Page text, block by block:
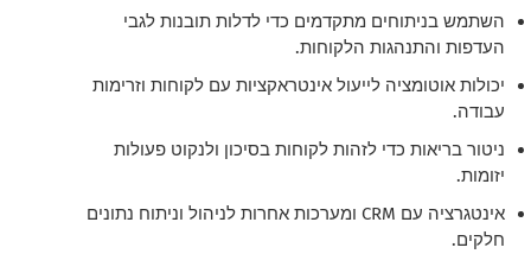
השתמש בניתוחים מתקדמים כדי לדלות תובנות לגבי
העדפות והתנהגות הלקוחות.
יכולות אוטומציה לייעול אינטראקציות עם לקוחות וזרימות
עבודה.
ניטור בריאות כדי לזהות לקוחות בסיכון ולנקוט פעולות
יזומות.
אינטגרציה עם CRM ומערכות אחרות לניהול וניתוח נתונים
חלקים.